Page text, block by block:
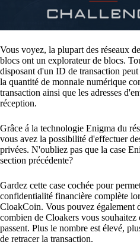
Vous voyez, la plupart des réseaux
blocs ont un explorateur de blocs.
disposant d'un ID de transaction
la quantité de monnaie numérique
transaction ainsi que les adresses
réception.
Grâce á la technologie Enigma du
vous avez la possibilité d'effectuer
privées. N'oubliez pas que la case
section précédente?
Gardez cette case cochée pour
confidentialité financière complète
CloakCoin. Vous pouvez également
combien de Cloakers vous souhaitez
passent. Plus le nombre est élevé,
de retracer la transaction.